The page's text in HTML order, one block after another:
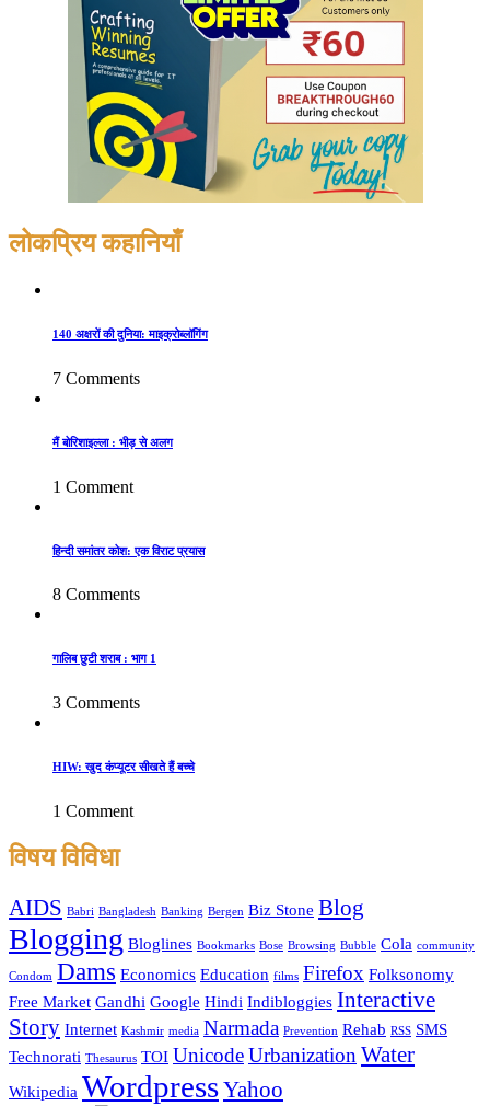
लोकप्रिय कहानियाँ
140 अक्षरों की दुनिया: माइक्रोब्लॉगिंग
7 Comments
मैं बोरिशाइल्ला : भीड़ से अलग
1 Comment
हिन्दी समांतर कोश: एक विराट प्रयास
8 Comments
गालिब छुटी शराब : भाग 1
3 Comments
HIW: खुद कंप्यूटर सीखते हैं बच्चे
1 Comment
विषय विविधा
AIDS Babri Bangladesh Banking Bergen Biz Stone Blog
Blogging Bloglines Bookmarks Bose Browsing Bubble Cola community
Condom Dams Economics Education films Firefox Folksonomy
Free Market Gandhi Google Hindi Indibloggies Interactive
Story Internet Kashmir media Narmada Prevention Rehab RSS SMS
Technorati Thesaurus TOI UnicodeUrbanization Water
Wikipedia WordpressYahoo